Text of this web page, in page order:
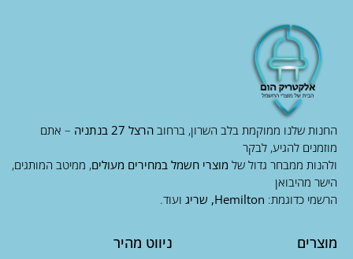
החנות שלנו ממוקמת בלב השרון, ברחוב הרצל 27 בנתניה
– אתם
מוזמנים להגיע, לבקר
ולהנות ממבחר גדול של מוצרי חשמל במחירים מעולים, ממיטב המותגים,
הישר מהיבואן
הרשמי כדוגמת: Hemilton, שריג ועוד.
מוצרים ניווט מהיר